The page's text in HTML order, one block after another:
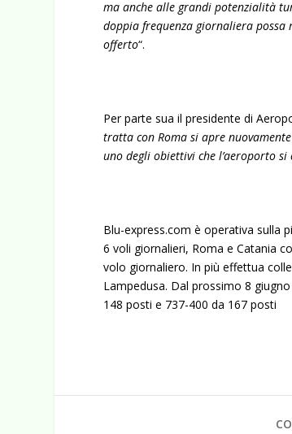
ma anche alle grandi potenzialità
doppia frequenza giornaliera
offerto“.
Per parte sua il presidente di
tratta con Roma si apre
uno degli obiettivi che l’aeroporto si
Blu-express.com è operativa sulla
6 voli giornalieri, Roma e Catania
volo giornaliero. In più effettua
Lampedusa. Dal prossimo 8
148 posti e 737-400 da 167 posti